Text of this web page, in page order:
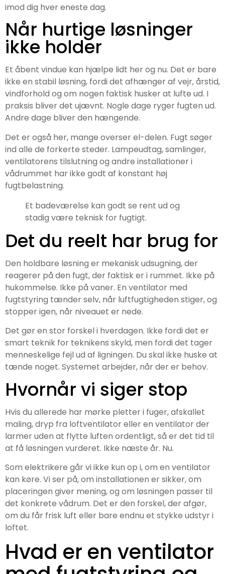
imod dig hver eneste dag.
Når hurtige løsninger
ikke holder
Et åbent vindue kan hjælpe lidt her og nu. Det er bare
ikke en stabil løsning, fordi det afhænger af vejr, årstid,
vindforhold og om nogen faktisk husker at lufte ud. I
praksis bliver det ujævnt. Nogle dage ryger fugten ud.
Andre dage bliver den hængende.
Det er også her, mange overser el-delen. Fugt søger
ind alle de forkerte steder. Lampeudtag, samlinger,
ventilatorens tilslutning og andre installationer i
vådrummet har ikke godt af konstant høj
fugtbelastning.
Et badeværelse kan godt se rent ud og
stadig være teknisk for fugtigt.
Det du reelt har brug for
Den holdbare løsning er mekanisk udsugning, der
reagerer på den fugt, der faktisk er i rummet. Ikke på
hukommelse. Ikke på vaner. En ventilator med
fugtstyring tænder selv, når luftfugtigheden stiger, og
stopper igen, når niveauet er nede.
Det gør en stor forskel i hverdagen. Ikke fordi det er
smart teknik for teknikens skyld, men fordi det tager
menneskelige fejl ud af ligningen. Du skal ikke huske at
tænde noget. Systemet arbejder, når der er behov.
Hvornår vi siger stop
Hvis du allerede har mørke pletter i fuger, afskallet
maling, dryp fra loftventilator eller en ventilator der
larmer uden at flytte luften ordentligt, så er det tid til
at få løsningen vurderet. Ikke næste år. Nu.
Som elektrikere går vi ikke kun op i, om en ventilator
kan køre. Vi ser på, om installationen er sikker, om
placeringen giver mening, og om løsningen passer til
det konkrete vådrum. Det er den forskel, der afgør,
om du får frisk luft eller bare endnu et stykke udstyr i
loftet.
Hvad er en ventilator